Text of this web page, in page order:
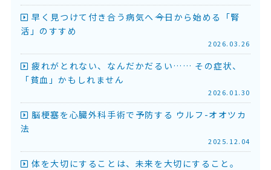
早く見つけて付き合う病気へ――今日から始める「腎
活」のすすめ
2026.03.26
疲れがとれない、なんだかだるい…… その症状、
「貧血」かもしれません
2026.01.30
脳梗塞を心臓外科手術で予防する ウルフ-オオツカ
法
2025.12.04
体を大切にすることは、未来を大切にすること。